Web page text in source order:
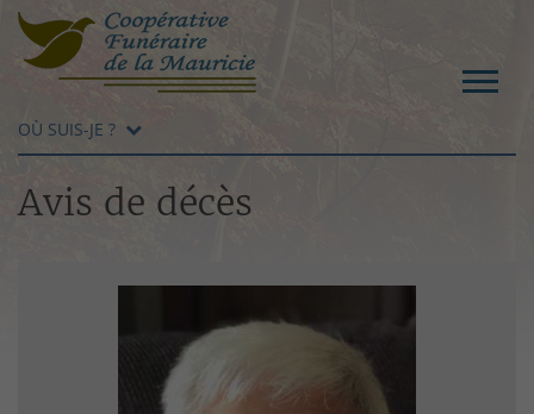
OÙ SUIS-JE ?
Avis de décès